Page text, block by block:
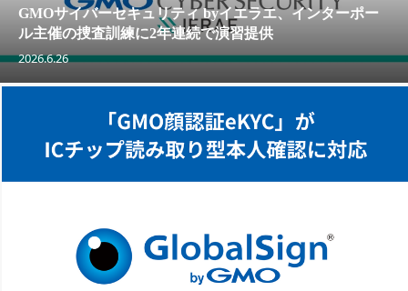
GMOサイバーセキュリティ byイエラエ、インターポー
ル主催の捜査訓練に2年連続で演習提供
2026.6.26